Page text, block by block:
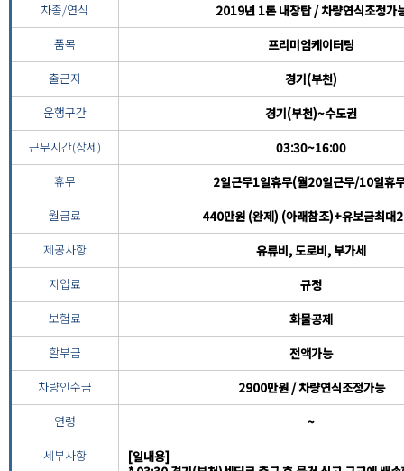
차종/연식
2019년 1톤 내장탑 / 차량연식조정가
품목
프리미엄케이터링
출근지
경기(부천)
운행구간
경기(부천)~수도권
근무시간(상세)
03:30~16:00
휴무
2일근무1일휴무(월20일근무/10일휴
월급료
440만원 (완제) (아래참조)+유보금최대
제공사항
유류비, 도로비, 부가세
지입료
규정
보험료
화물공제
할부금
전액가능
차량인수금
2900만원 / 차량연식조정가능
연령
~
세부사항
[일내용]